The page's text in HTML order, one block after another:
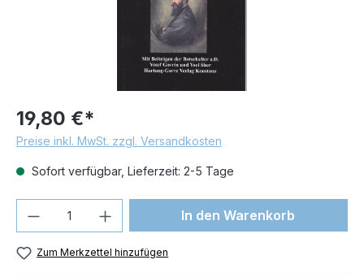
19,80 €*
Preise inkl. MwSt. zzgl. Versandkosten
Sofort verfügbar, Lieferzeit: 2-5 Tage
Produkt Anzahl: Gib denIn den Warenkorb
Zum Merkzettel hinzufügen